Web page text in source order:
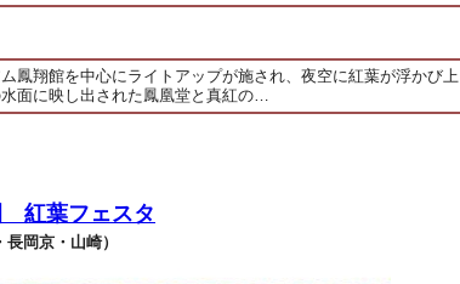
鳳翔館を中心にライトアップが施され、夜空に紅葉が浮かび上
面に映し出された鳳凰堂と真紅の…
紅葉フェスタ
岡京・山崎）